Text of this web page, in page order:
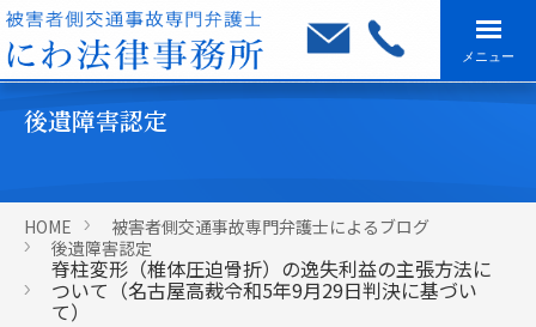
メニュー
後遺障害認定
HOME
被害者側交通事故専門弁護士によるブログ
後遺障害認定
脊柱変形（椎体圧迫骨折）の逸失利益の主張方法に
ついて（名古屋高裁令和5年9月29日判決に基づい
て）